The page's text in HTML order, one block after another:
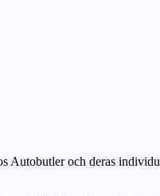
Autobutler och deras